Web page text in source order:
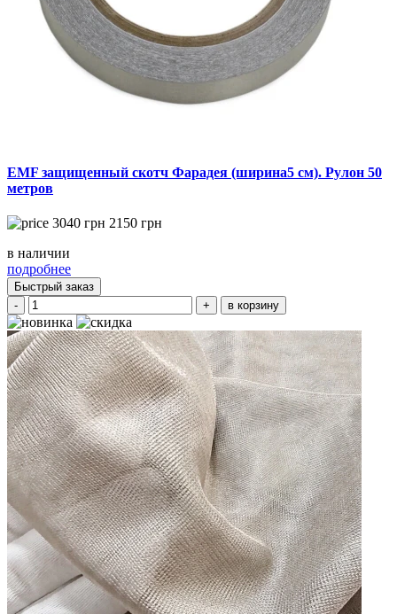
EMF защищенный скотч Фарадея (ширина5 см). Рулон 50
метров
3040 грн 2150 грн
в наличии
подробнее
Быстрый заказ
-
+ в корзину